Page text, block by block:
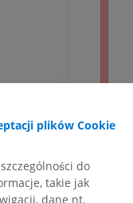
plików Cookie
do
takie jak
dane nt.